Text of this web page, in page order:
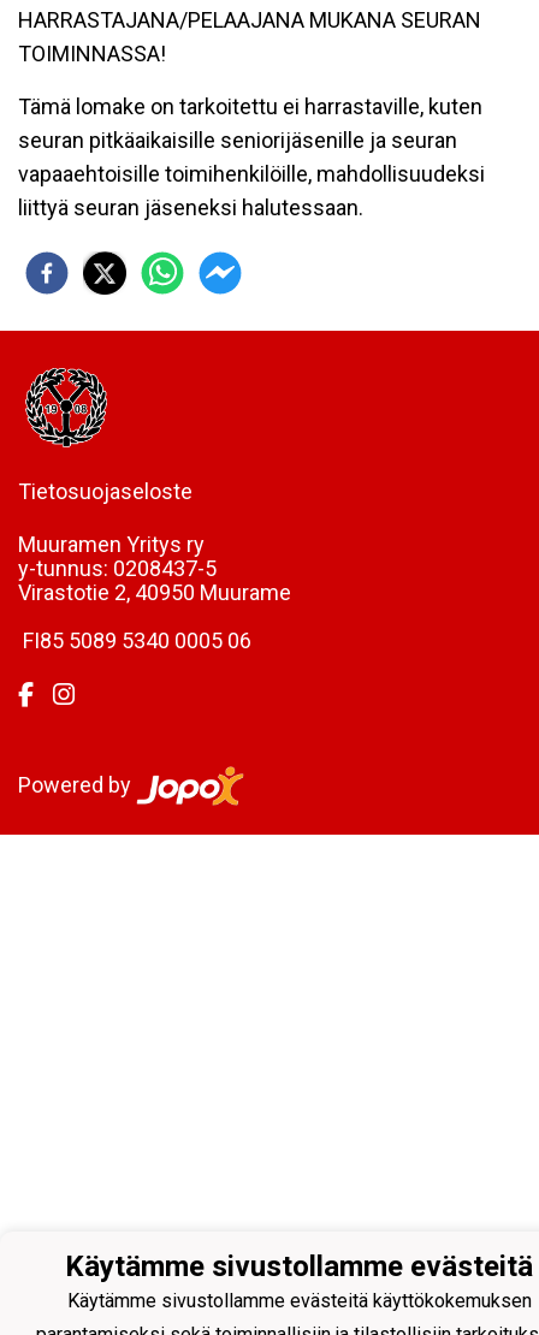
HARRASTAJANA/PELAAJANA MUKANA SEURAN
TOIMINNASSA!
Tämä lomake on tarkoitettu ei harrastaville, kuten
seuran pitkäaikaisille seniorijäsenille ja seuran
vapaaehtoisille toimihenkilöille, mahdollisuudeksi
liittyä seuran jäseneksi halutessaan.
Tietosuojaseloste
Muuramen Yritys ry
y-tunnus: 0208437-5
Virastotie 2, 40950 Muurame
FI85 5089 5340 0005 06
Powered by
Käytämme sivustollamme evästeitä
Käytämme sivustollamme evästeitä käyttökokemuksen